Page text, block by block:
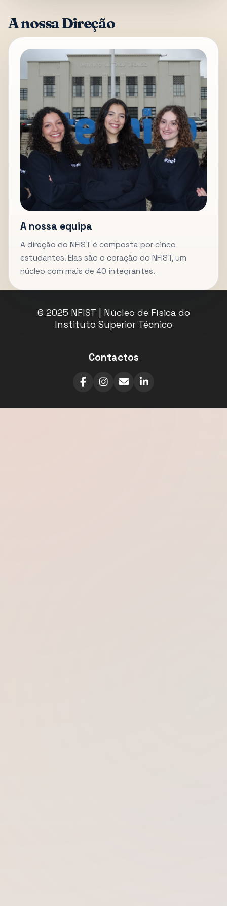
A nossa Direção
A nossa equipa
A direção do NFIST é composta por cinco
estudantes. Elas são o coração do NFIST, um
núcleo com mais de 40 integrantes.
© 2025 NFIST | Núcleo de Física do
Instituto Superior Técnico
Contactos